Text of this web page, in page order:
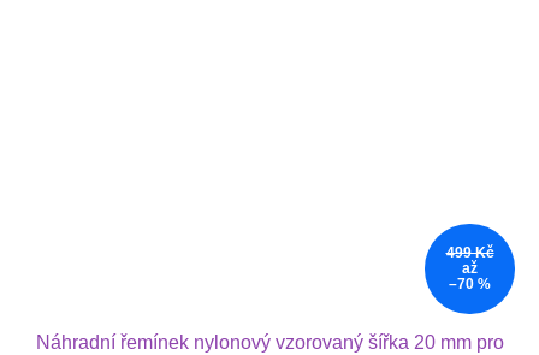
499 Kč
až
–70 %
Náhradní řemínek nylonový vzorovaný šířka 20 mm pro